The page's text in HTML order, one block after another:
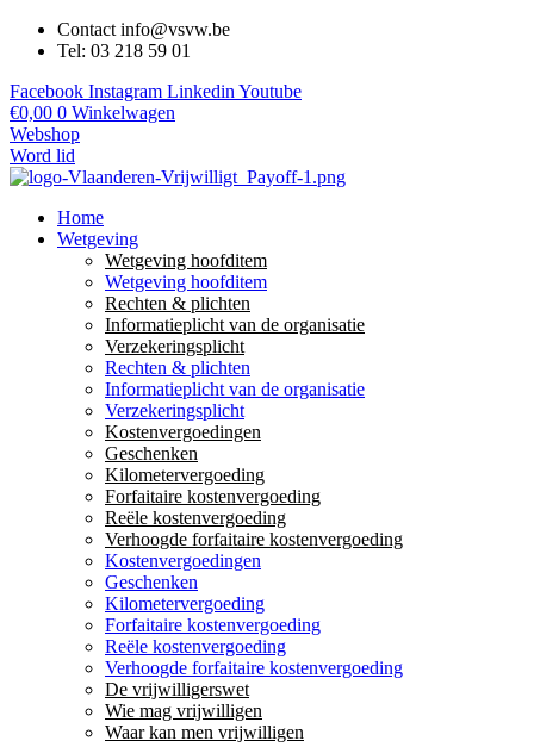
Contact info@vsvw.be
Tel: 03 218 59 01
Facebook Instagram Linkedin Youtube
€0,00 0 Winkelwagen
Webshop
Word lid
Home
Wetgeving
Wetgeving hoofditem
Wetgeving hoofditem
Rechten & plichten
Informatieplicht van de organisatie
Verzekeringsplicht
Rechten & plichten
Informatieplicht van de organisatie
Verzekeringsplicht
Kostenvergoedingen
Geschenken
Kilometervergoeding
Forfaitaire kostenvergoeding
Reële kostenvergoeding
Verhoogde forfaitaire kostenvergoeding
Kostenvergoedingen
Geschenken
Kilometervergoeding
Forfaitaire kostenvergoeding
Reële kostenvergoeding
Verhoogde forfaitaire kostenvergoeding
De vrijwilligerswet
Wie mag vrijwilligen
Waar kan men vrijwilligen